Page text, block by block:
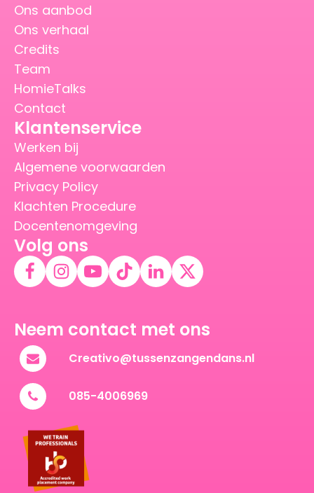
Ons aanbod
Ons verhaal
Credits
Team
HomieTalks
Contact
Klantenservice
Werken bij
Algemene voorwaarden
Privacy Policy
Klachten Procedure
Docentenomgeving
Volg ons
Neem contact met ons
Creativo@tussenzangendans.nl
085-4006969